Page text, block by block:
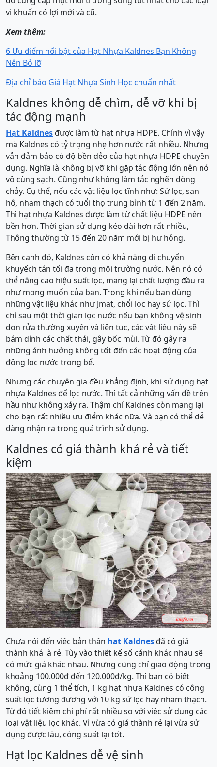
vi khuẩn có lợi mới và cũ.
Xem thêm:
6 Ưu điểm nổi bật của Hạt Nhựa Kaldnes Bạn Không
Nên Bỏ lỡ
Địa chỉ báo Giá Hạt Nhựa Sinh Học chuẩn nhất
Kaldnes không dễ chìm, dễ vỡ khi bị
tác động mạnh
Hạt Kaldnesđược làm từ hạt nhựa HDPE. Chính vì vậy
mà Kaldnes có tỷ trọng nhẹ hơn nước rất nhiều. Nhưng
vẫn đảm bảo có độ bền dẻo của hạt nhựa HDPE chuyên
dụng. Nghĩa là không bị vỡ khi gặp tác động lớn nên nó
vô cùng sạch. Cũng như không làm tắc nghẽn dòng
chảy. Cụ thể, nếu các vật liệu lọc tĩnh như: Sứ lọc, san
hô, nham thạch có tuổi thọ trung bình từ 1 đến 2 năm.
Thì hạt nhựa Kaldnes được làm từ chất liệu HDPE nên
bền hơn. Thời gian sử dụng kéo dài hơn rất nhiều,
Thông thường từ 15 đến 20 năm mới bị hư hỏng.
Bên cạnh đó, Kaldnes còn có khả năng di chuyển
khuyếch tán tối đa trong môi trường nước. Nên nó có
thể nâng cao hiệu suất lọc, mang lại chất lượng đầu ra
như mong muốn của bạn. Trong khi nếu bạn dùng
những vật liệu khác như Jmat, chổi lọc hay sứ lọc. Thì
chỉ sau một thời gian lọc nước nếu bạn không vệ sinh
dọn rửa thường xuyên và liên tục, các vật liệu này sẽ
bám dính các chất thải, gây bốc mùi. Từ đó gây ra
những ảnh hưởng không tốt đến các hoạt động của
động lọc nước trong bể.
Nhưng các chuyên gia đều khẳng định, khi sử dụng hạt
nhựa Kaldnes để lọc nước. Thì tất cả những vấn đề trên
hầu như không xảy ra. Thậm chí Kaldnes còn mang lại
cho bạn rất nhiều ưu điểm khác nữa. Và bạn có thể dễ
dàng nhận ra trong quá trình sử dụng.
Kaldnes có giá thành khá rẻ và tiết
kiệm
Chưa nói đến việc bản thân hạt Kaldnesđã có giá
thành khá là rẻ. Tùy vào thiết kế số cánh khác nhau sẽ
có mức giá khác nhau. Nhưng cũng chỉ giao động trong
khoảng 100.000đ đến 120.000đ/kg. Thì bạn có biết
không, cùng 1 thể tích, 1 kg hạt nhựa Kaldnes có công
suất lọc tương đương với 10 kg sứ lọc hay nham thạch.
Từ đó tiết kiệm chi phí rất nhiều so với việc sử dụng các
loại vật liệu lọc khác. Vì vừa có giá thành rẻ lại vừa sử
dụng được lâu, công suất lại tốt.
Hạt lọc Kaldnes dễ vệ sinh